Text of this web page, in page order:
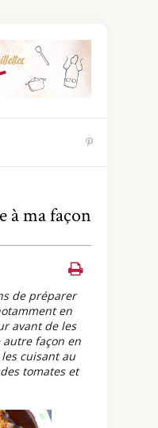
à ma façon
de préparer
en
avant de les
autre façon en
cuisant au
tomates et